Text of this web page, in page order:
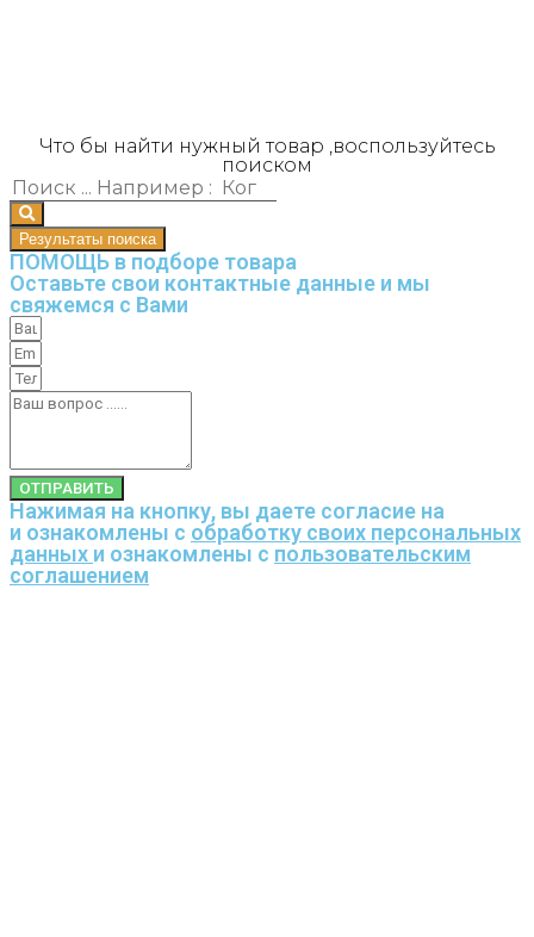
Что бы найти нужный товар ,воспользуйтесь
поиском
Результаты поиска
ПОМОЩЬ в подборе товара
Оставьте свои контактные данные и мы
свяжемся с Вами
ОТПРАВИТЬ
Нажимая на кнопку, вы даете согласие на
и ознакомлены с обработку своих персональных
данных и ознакомлены с пользовательским
соглашением